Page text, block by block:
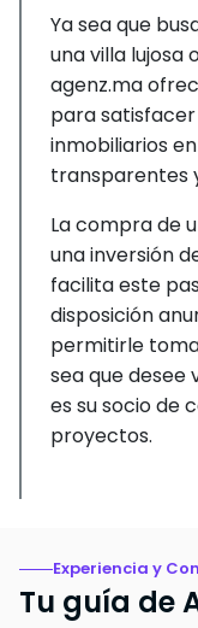
Ya sea que
una villa lujosa
agenz.ma
para satisfacer
inmobiliarios
transparentes
La compra de
una inversión
facilita este
disposición
permitirle
sea que desee
es su socio de
proyectos.
Experiencia y
Tu guía de